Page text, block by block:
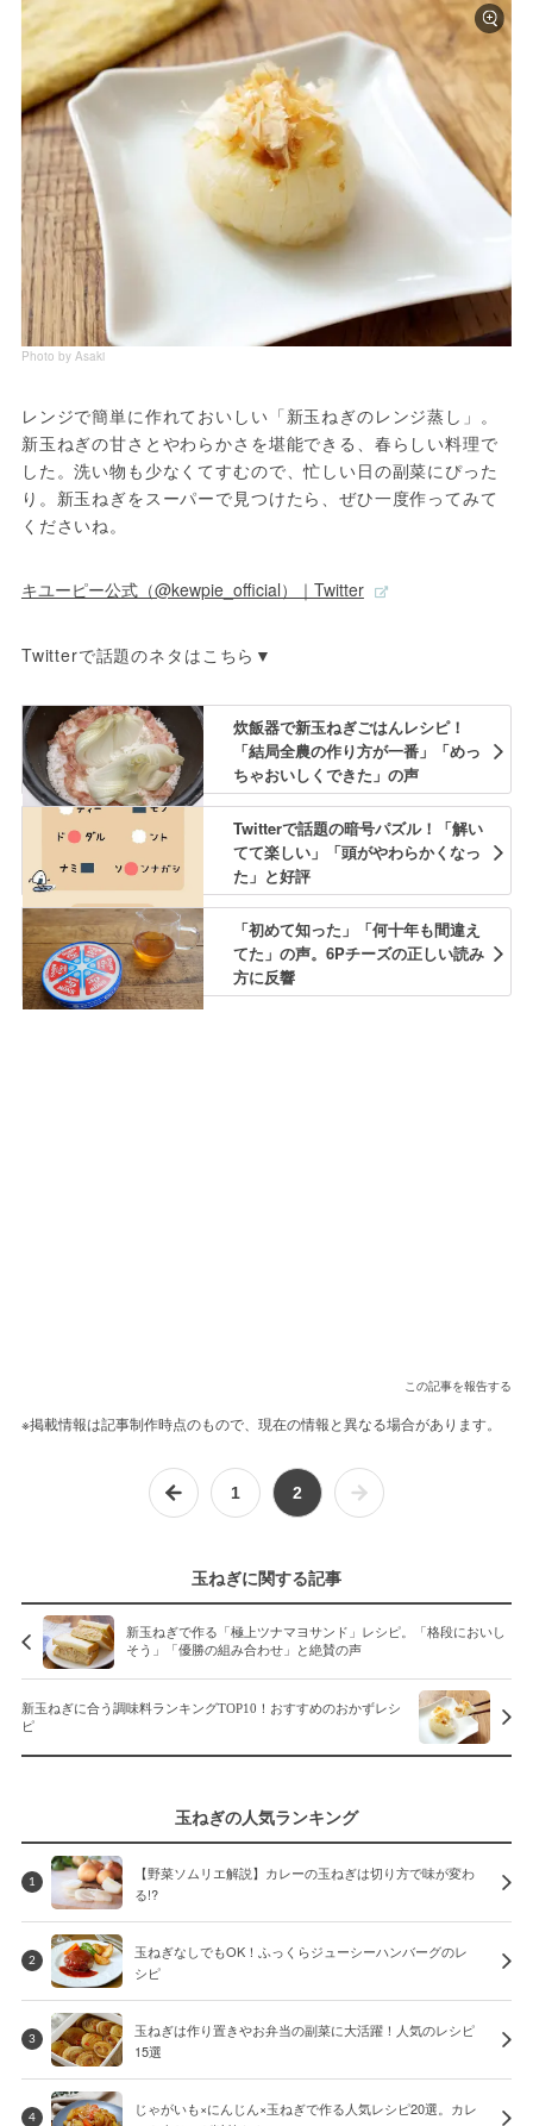
Photo by Asaki
レンジで簡単に作れておいしい「新玉ねぎのレンジ蒸し」。
新玉ねぎの甘さとやわらかさを堪能できる、春らしい料理で
した。洗い物も少なくてすむので、忙しい日の副菜にぴった
り。新玉ねぎをスーパーで見つけたら、ぜひ一度作ってみて
くださいね。
キユーピー公式（@kewpie_official）｜Twitter
Twitterで話題のネタはこちら▼
炊飯器で新玉ねぎごはんレシピ！
「結局全農の作り方が一番」「めっ
ちゃおいしくできた」の声
Twitterで話題の暗号パズル！「解い
てて楽しい」「頭がやわらかくなっ
た」と好評
「初めて知った」「何十年も間違え
てた」の声。6Pチーズの正しい読み
方に反響
この記事を報告する
※掲載情報は記事制作時点のもので、現在の情報と異なる場合があります。
1 2
玉ねぎに関する記事
新玉ねぎで作る「極上ツナマヨサンド」レシピ。「格段においし
そう」「優勝の組み合わせ」と絶賛の声
新玉ねぎに合う調味料ランキングTOP10！おすすめのおかずレシ
ピ
玉ねぎの人気ランキング
1
【野菜ソムリエ解説】カレーの玉ねぎは切り方で味が変わ
る!?
2
玉ねぎなしでもOK！ふっくらジューシーハンバーグのレ
シピ
3
玉ねぎは作り置きやお弁当の副菜に大活躍！人気のレシピ
15選
4
じゃがいも×にんじん×玉ねぎで作る人気レシピ20選。カレ